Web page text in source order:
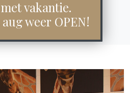
vakantie.
weer OPEN!